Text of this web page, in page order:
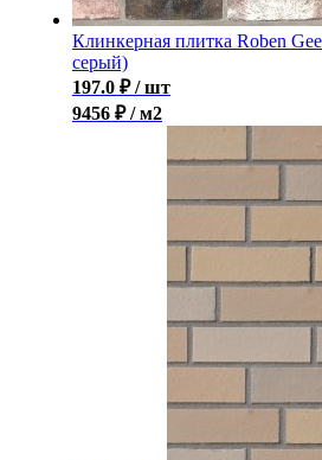
Клинкерная плитка Roben
серый)
197.0 ₽ / шт
9456 ₽ / м2